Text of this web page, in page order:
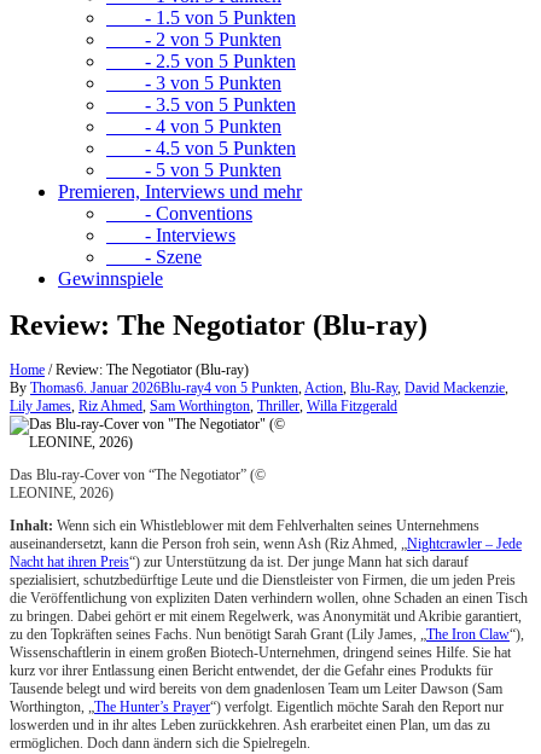
- 1.5 von 5 Punkten
- 2 von 5 Punkten
- 2.5 von 5 Punkten
- 3 von 5 Punkten
- 3.5 von 5 Punkten
- 4 von 5 Punkten
- 4.5 von 5 Punkten
- 5 von 5 Punkten
Premieren, Interviews und mehr
- Conventions
- Interviews
- Szene
Gewinnspiele
Review: The Negotiator (Blu-ray)
Home /Review: The Negotiator (Blu-ray)
By Thomas6. Januar 2026Blu-ray4 von 5 Punkten,Action, Blu-Ray, David Mackenzie,
Lily James, Riz Ahmed, Sam Worthington, Thriller, Willa Fitzgerald
Das Blu-ray-Cover von “The Negotiator” (©
LEONINE, 2026)
Inhalt: Wenn sich ein Whistleblower mit dem Fehlverhalten seines Unternehmens
auseinandersetzt, kann die Person froh sein, wenn Ash (Riz Ahmed, „Nightcrawler – Jede
Nacht hat ihren Preis“) zur Unterstützung da ist. Der junge Mann hat sich darauf
spezialisiert, schutzbedürftige Leute und die Dienstleister von Firmen, die um jeden Preis
die Veröffentlichung von expliziten Daten verhindern wollen, ohne Schaden an einen Tisch
zu bringen. Dabei gehört er mit einem Regelwerk, was Anonymität und Akribie garantiert,
zu den Topkräften seines Fachs. Nun benötigt Sarah Grant (Lily James, „The Iron Claw“),
Wissenschaftlerin in einem großen Biotech-Unternehmen, dringend seines Hilfe. Sie hat
kurz vor ihrer Entlassung einen Bericht entwendet, der die Gefahr eines Produkts für
Tausende belegt und wird bereits von dem gnadenlosen Team um Leiter Dawson (Sam
Worthington, „The Hunter’s Prayer“) verfolgt. Eigentlich möchte Sarah den Report nur
loswerden und in ihr altes Leben zurückkehren. Ash erarbeitet einen Plan, um das zu
ermöglichen. Doch dann ändern sich die Spielregeln.